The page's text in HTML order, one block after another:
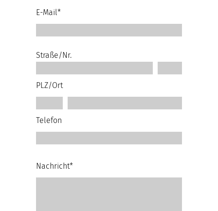
E-Mail*
Straße/Nr.
PLZ/Ort
Telefon
Nachricht*